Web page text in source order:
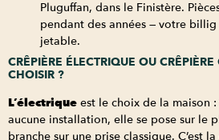
Pluguffan, dans le Finistère.
pendant des années — votre
jetable.
CRÊPIÈRE ÉLECTRIQUE OU
CHOISIR ?
L’électrique est le choix de la maison
aucune installation, elle se pose sur le
branche sur une prise classique. C’est